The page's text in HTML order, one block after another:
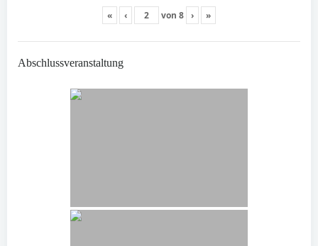
« ‹ von 8 › »
Abschlussveranstaltung